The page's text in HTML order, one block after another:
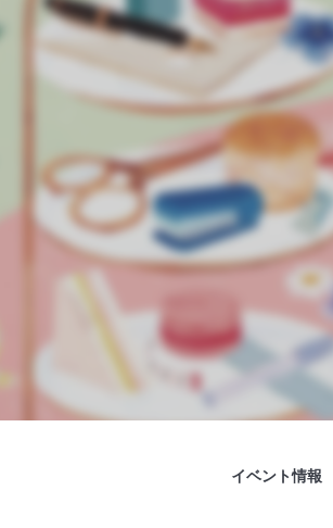
イベント情報